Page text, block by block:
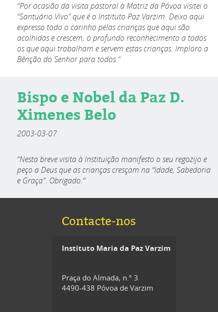
“Por ocasião da visita pastoral à Matriz da Póvoa visitei o
“Santuário Vivo” que é o Instituto Paz Varzim. Deixo aqui
expresso todo o carinho pelas crianças que aqui são
acolhidas e crescem, o profundo reconhecimento a todos
os que aqui trabalham e servem estas crianças. Imploro a
Bênção do Senhor para todos.“
Bispo e Nobel da Paz D.
Ximenes Belo
2003-03-07
“Nesta breve visita à Instituição manifesto o seu regozijo e
peço a Deus que as crianças cresçam na “Idade, Sabedoria
e Graça”. Obrigado.“
Contacte-nos
Instituto Maria da Paz Varzim
Praça do Almada, n.º 3
4490-438 Póvoa de Varzim